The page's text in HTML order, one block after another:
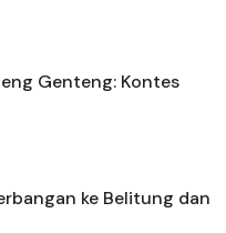
Genteng: Kontes
ke Belitung dan